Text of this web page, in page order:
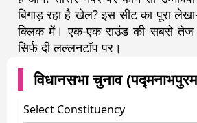
बिगाड़ रहा है खेल? इस सीट का पूरा
क्लिक में। एक-एक राउंड की सबसे तेज
सिर्फ दी लल्लनटॉप पर।
विधानसभा चुनाव (पद्मनाभपुरम
Select Constituency